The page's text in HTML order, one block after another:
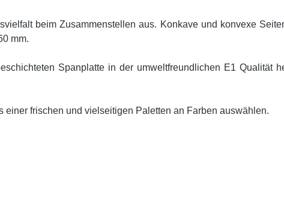
beim Zusammenstellen aus. Konkave und konvexe
mm.
Spanplatte in der umweltfreundlichen E1 Qualität
frischen und vielseitigen Paletten an Farben auswählen.